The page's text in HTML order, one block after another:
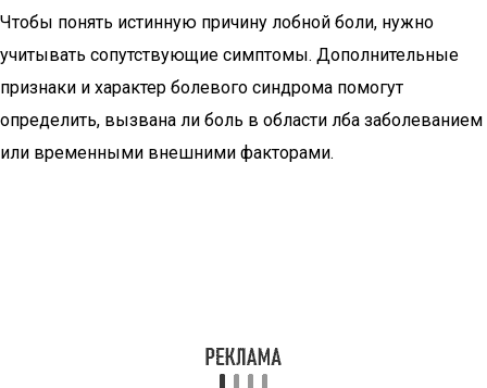
Чтобы понять истинную причину лобной боли, нужно
учитывать сопутствующие симптомы. Дополнительные
признаки и характер болевого синдрома помогут
определить, вызвана ли боль в области лба заболеванием
или временными внешними факторами.